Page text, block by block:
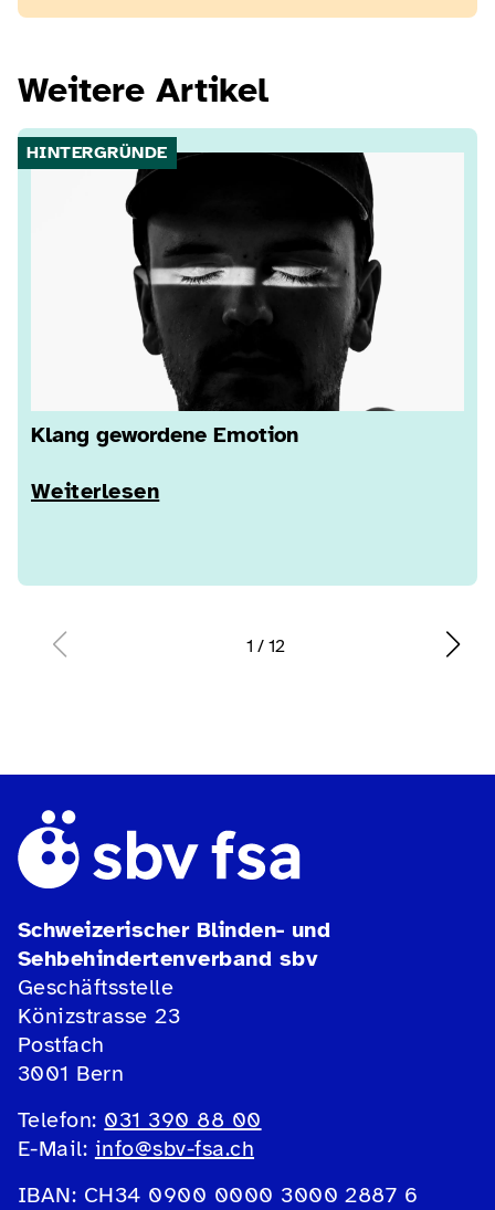
Weitere Artikel
HINTERGRÜNDE
Klang gewordene Emotion
Weiterlesen
1 / 12
Schweizerischer Blinden- und
Sehbehindertenverband sbv
Geschäftsstelle
Könizstrasse 23
Postfach
3001 Bern
Telefon: 031 390 88 00
E-Mail: info@sbv-fsa.ch
IBAN: CH34 0900 0000 3000 2887 6